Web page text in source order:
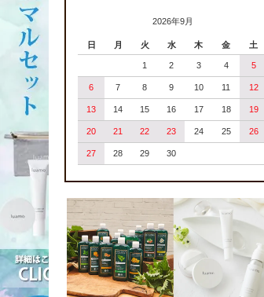
2026年9月
日 月 火 水 木 金 土
1 2 3 4 5
6 7 8 9 10 11 12
13 14 15 16 17 18 19
20 21 22 23 24 25 26
27 28 29 30